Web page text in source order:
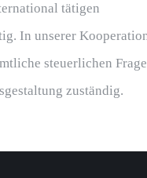
tätigen
In unserer
steuerlichen
zuständig.